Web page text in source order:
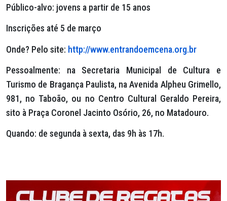
Público-alvo: jovens a partir de 15 anos
Inscrições até 5 de março
Onde? Pelo site: http://www.entrandoemcena.org.br
Pessoalmente: na Secretaria Municipal de Cultura e
Turismo de Bragança Paulista, na Avenida Alpheu Grimello,
981, no Taboão, ou no Centro Cultural Geraldo Pereira,
sito à Praça Coronel Jacinto Osório, 26, no Matadouro.
Quando: de segunda à sexta, das 9h às 17h.